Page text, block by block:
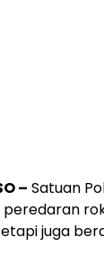
– Satuan
juga